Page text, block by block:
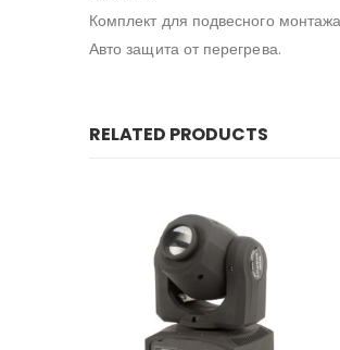
Комплект для подвесного
Авто защита от перегрева.
RELATED PRODUCTS